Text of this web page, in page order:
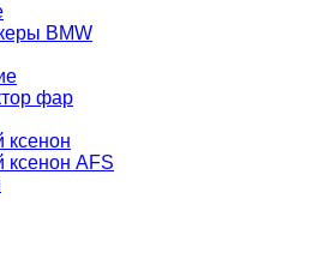
BMW
фар
ксенон
ксенон AFS